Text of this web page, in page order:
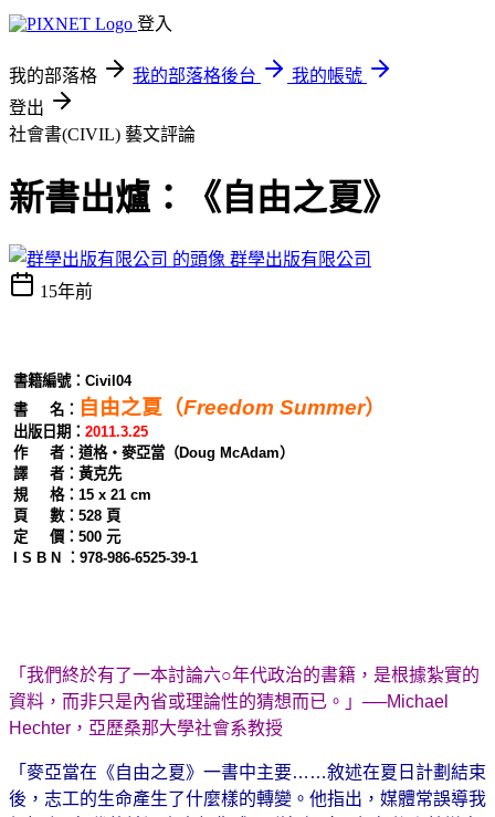
登入
我的部落格 我的部落格後台
我的帳號
登出
社會書(CIVIL) 藝文評論
新書出爐：《自由之夏》
群學出版有限公司
15年前
書籍編號：Civil04
書 名： 自由之夏（Freedom Summer）
出版日期： 2011.3.25
作 者：道格‧麥亞當（Doug McAdam）
譯 者：黃克先
規 格：15 x 21 cm
頁 數：528 頁
定 價：500 元
I S B N ：978-986-6525-39-1
「我們終於有了一本討論六○年代政治的書籍，是根據紮實的
資料，而非只是內省或理論性的猜想而已。」──Michael
Hechter，亞歷桑那大學社會系教授
「麥亞當在《自由之夏》一書中主要……敘述在夏日計劃結束
後，志工的生命產生了什麼樣的轉變。他指出，媒體常誤導我